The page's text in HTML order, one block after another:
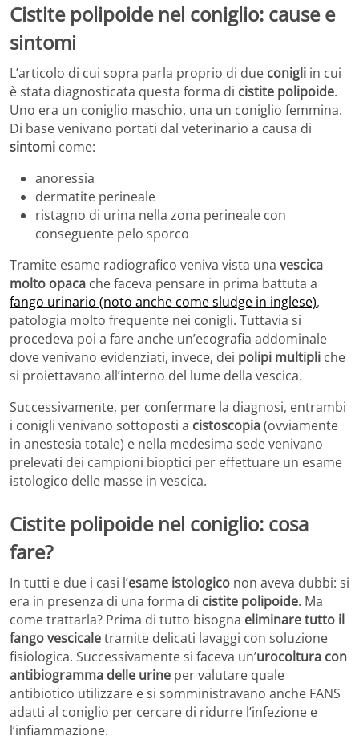
Cistite polipoide nel coniglio: cause e
sintomi
L’articolo di cui sopra parla proprio di due conigli in cui
è stata diagnosticata questa forma di cistite polipoide.
Uno era un coniglio maschio, una un coniglio femmina.
Di base venivano portati dal veterinario a causa di
sintomi come:
anoressia
dermatite perineale
ristagno di urina nella zona perineale con
conseguente pelo sporco
Tramite esame radiografico veniva vista una vescica
molto opaca che faceva pensare in prima battuta a
fango urinario (noto anche come sludge in inglese),
patologia molto frequente nei conigli. Tuttavia si
procedeva poi a fare anche un’ecografia addominale
dove venivano evidenziati, invece, dei polipi multipli che
si proiettavano all’interno del lume della vescica.
Successivamente, per confermare la diagnosi, entrambi
i conigli venivano sottoposti a cistoscopia(ovviamente
in anestesia totale) e nella medesima sede venivano
prelevati dei campioni bioptici per effettuare un esame
istologico delle masse in vescica.
Cistite polipoide nel coniglio: cosa
fare?
In tutti e due i casi l’esame istologico non aveva dubbi: si
era in presenza di una forma di cistite polipoide. Ma
come trattarla? Prima di tutto bisogna eliminare tutto il
fango vescicaletramite delicati lavaggi con soluzione
fisiologica. Successivamente si faceva un’urocoltura con
antibiogramma delle urine per valutare quale
antibiotico utilizzare e si somministravano anche FANS
adatti al coniglio per cercare di ridurre l’infezione e
l’infiammazione.